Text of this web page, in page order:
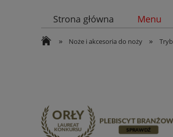
Strona główna Menu
» Noże i akcesoria do noży »